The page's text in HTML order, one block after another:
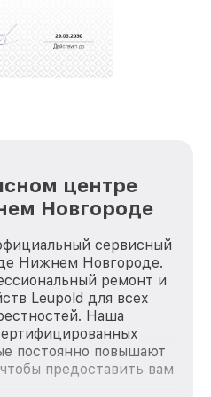
мы получали только
обрели отличную
делать наш сервис еще
центре
Новгороде
сервисный
Нижнем Новгороде.
ремонт и
Leupold для всех
Наша
постоянно повышают
предоставить вам